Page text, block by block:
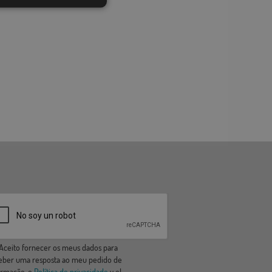
fornecer os meus dados para
uma resposta ao meu pedido de